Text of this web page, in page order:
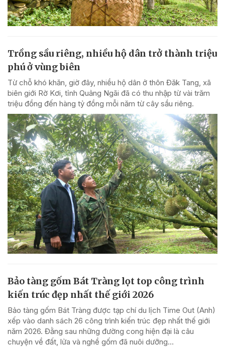
Trồng sầu riêng, nhiều hộ dân trở thành triệu
phú ở vùng biên
Từ chỗ khó khăn, giờ đây, nhiều hộ dân ở thôn Đăk Tang, xã
biên giới Rờ Kơi, tỉnh Quảng Ngãi đã có thu nhập từ vài trăm
triệu đồng đến hàng tỷ đồng mỗi năm từ cây sầu riêng.
Bảo tàng gốm Bát Tràng lọt top công trình
kiến trúc đẹp nhất thế giới 2026
Bảo tàng gốm Bát Tràng được tạp chí du lịch Time Out (Anh)
xếp vào danh sách 26 công trình kiến trúc đẹp nhất thế giới
năm 2026. Đằng sau những đường cong hiện đại là câu
chuyện về đất, lửa và nghề gốm đã nuôi dưỡng...